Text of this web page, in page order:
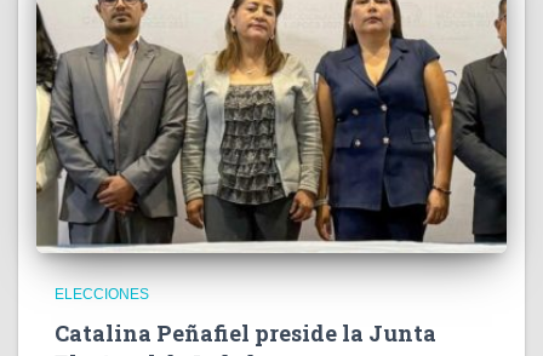
ELECCIONES
Catalina Peñafiel preside la Junta